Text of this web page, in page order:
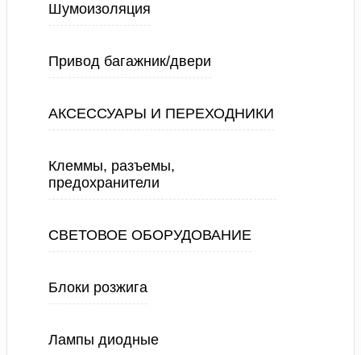
Шумоизоляция
Привод багажник/двери
АКСЕССУАРЫ И ПЕРЕХОДНИКИ
Клеммы, разъемы,
предохранители
СВЕТОВОЕ ОБОРУДОВАНИЕ
Блоки розжига
Лампы диодные